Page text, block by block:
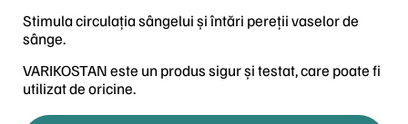
Stimula circulația sângelui și întări pereții vaselor de
sânge.
VARIKOSTAN este un produs sigur și testat, care poate fi
utilizat de oricine.